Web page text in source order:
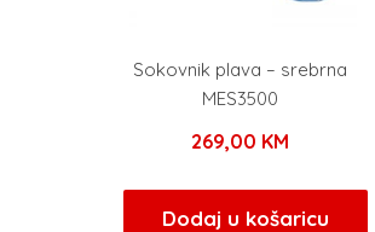
Sokovnik plava – srebrna
MES3500
269,00 KM
Dodaj u košaricu